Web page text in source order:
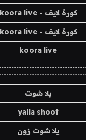
كورة لايف - koora live
كورة لايف - koora live
koora live
يلا شوت
yalla shoot
يلا شوت زون